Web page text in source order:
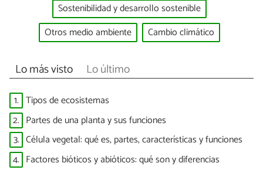
Sostenibilidad y desarrollo sostenible
Otros medio ambiente
Cambio climático
Lo más visto Lo último
1. Tipos de ecosistemas
2. Partes de una planta y sus funciones
3. Célula vegetal: qué es, partes, características y funciones
4. Factores bióticos y abióticos: qué son y diferencias